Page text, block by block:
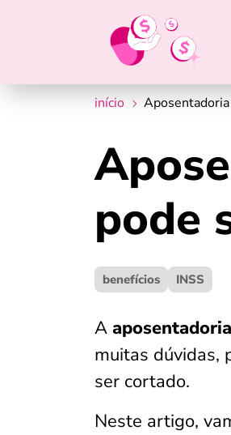
início
pode
benefícios INSS
A
muitas dúvidas,
ser cortado.
Neste artigo,